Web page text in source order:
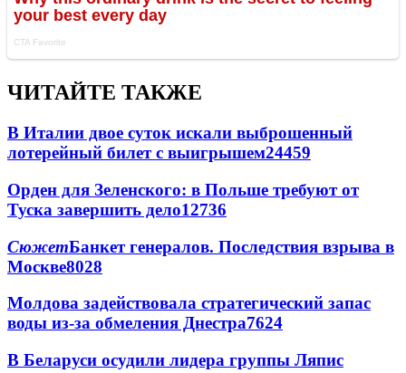
ЧИТАЙТЕ ТАКЖЕ
В Италии двое суток искали выброшенный
лотерейный билет с выигрышем24459
Орден для Зеленского: в Польше требуют от
Туска завершить дело12736
СюжетБанкет генералов. Последствия взрыва в
Москве8028
Молдова задействовала стратегический запас
воды из-за обмеления Днестра7624
В Беларуси осудили лидера группы Ляпис